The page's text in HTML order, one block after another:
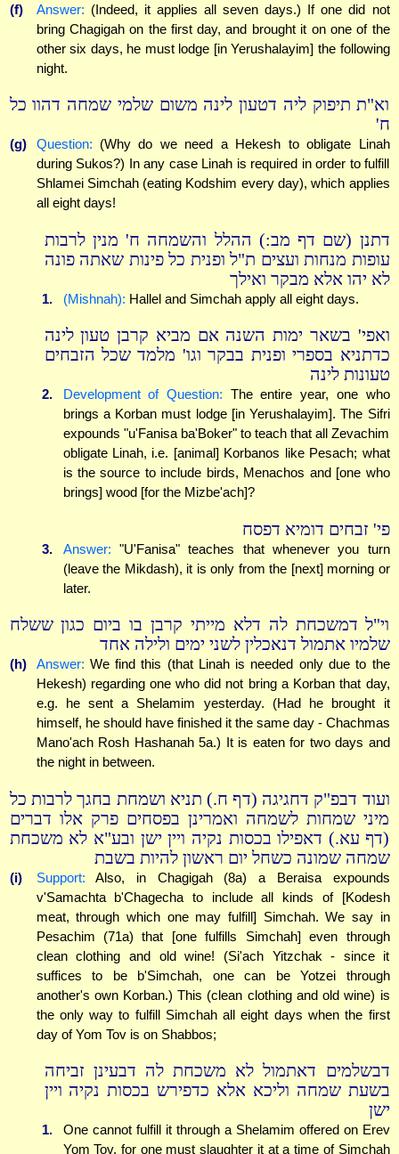
(f) Answer: (Indeed, it applies all seven days.) If one did not
bring Chagigah on the first day, and brought it on one of the
other six days, he must lodge [in Yerushalayim] the following
night.
וא"ת תיפוק ליה דטעון לינה משום שלמי שמחה דהוו כל
ח'
(g) Question: (Why do we need a Hekesh to obligate Linah
during Sukos?) In any case Linah is required in order to fulfill
Shlamei Simchah (eating Kodshim every day), which applies
all eight days!
דתנן (שם דף מב:) ההלל והשמחה ח' מנין לרבות
עופות מנחות ועצים ת"ל ופנית כל פינות שאתה פונה
לא יהו אלא מבקר ואילך
1. (Mishnah): Hallel and Simchah apply all eight days.
ואפי' בשאר ימות השנה אם מביא קרבן טעון לינה
כדתניא בספרי ופנית בבקר וגו' מלמד שכל הזבחים
טעונות לינה
2. Development of Question: The entire year, one who
brings a Korban must lodge [in Yerushalayim]. The Sifri
expounds "u'Fanisa ba'Boker" to teach that all Zevachim
obligate Linah, i.e. [animal] Korbanos like Pesach; what
is the source to include birds, Menachos and [one who
brings] wood [for the Mizbe'ach]?
פי' זבחים דומיא דפסח
3. Answer: "U'Fanisa" teaches that whenever you turn
(leave the Mikdash), it is only from the [next] morning or
later.
וי"ל דמשכחת לה דלא מייתי קרבן בו ביום כגון ששלח
שלמיו אתמול דנאכלין לשני ימים ולילה אחד
(h) Answer: We find this (that Linah is needed only due to the
Hekesh) regarding one who did not bring a Korban that day,
e.g. he sent a Shelamim yesterday. (Had he brought it
himself, he should have finished it the same day - Chachmas
Mano'ach Rosh Hashanah 5a.) It is eaten for two days and
the night in between.
ועוד דבפ"ק דחגיגה (דף ח.) תניא ושמחת בחגך לרבות כל
מיני שמחות לשמחה ואמרינן בפסחים פרק אלו דברים
(דף עא.) דאפילו בכסות נקיה ויין ישן ובע"א לא משכחת
שמחה שמונה כשחל יום ראשון להיות בשבת
(i) Support: Also, in Chagigah (8a) a Beraisa expounds
v'Samachta b'Chagecha to include all kinds of [Kodesh
meat, through which one may fulfill] Simchah. We say in
Pesachim (71a) that [one fulfills Simchah] even through
clean clothing and old wine! (Si'ach Yitzchak - since it
suffices to be b'Simchah, one can be Yotzei through
another's own Korban.) This (clean clothing and old wine) is
the only way to fulfill Simchah all eight days when the first
day of Yom Tov is on Shabbos;
דבשלמים דאתמול לא משכחת לה דבעינן זביחה
בשעת שמחה וליכא אלא כדפירש בכסות נקיה ויין
ישן
1.
One cannot fulfill it through a Shelamim offered on Erev
Yom Tov, for one must slaughter it at a time of Simchah